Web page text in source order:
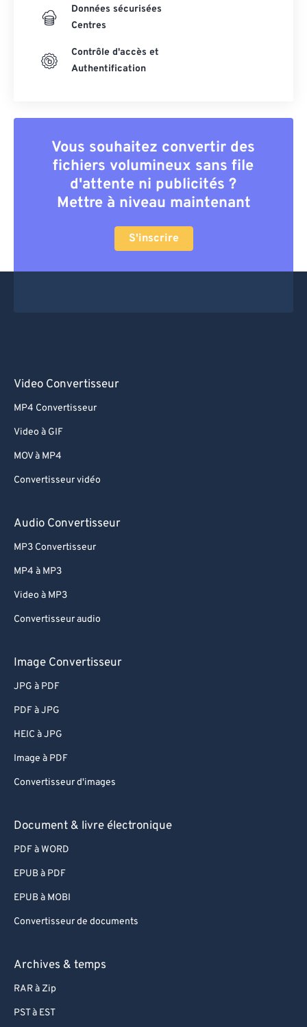
Données sécurisées
Centres
Contrôle d'accès et
Authentification
Vous souhaitez convertir des
fichiers volumineux sans file
d'attente ni publicités ?
Mettre à niveau maintenant
S'inscrire
Video Convertisseur
MP4 Convertisseur
Video à GIF
MOV à MP4
Convertisseur vidéo
Audio Convertisseur
MP3 Convertisseur
MP4 à MP3
Video à MP3
Convertisseur audio
Image Convertisseur
JPG à PDF
PDF à JPG
HEIC à JPG
Image à PDF
Convertisseur d'images
Document & livre électronique
PDF à WORD
EPUB à PDF
EPUB à MOBI
Convertisseur de documents
Archives & temps
RAR à Zip
PST à EST